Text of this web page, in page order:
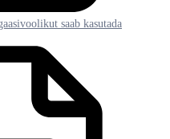
saab kasutada